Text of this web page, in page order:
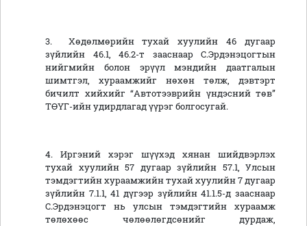
3. Хөдөлмөрийн тухай хуулийн 46 дугаар
зүйлийн 46.1, 46.2-т зааснаар С.Эрдэнэцогтын
нийгмийн болон эрүүл мэндийн даатгалын
шимтгэл, хураамжийг нөхөн төлж, дэвтэрт
бичилт хийхийг “Автотээврийн үндэсний төв”
ТӨҮГ-ийн удирдлагад үүрэг болгосугай.
4. Иргэний хэрэг шүүхэд хянан шийдвэрлэх
тухай хуулийн 57 дугаар зүйлийн 57.1, Улсын
тэмдэгтийн хураамжийн тухай хуулийн 7 дугаар
зүйлийн 7.1.1, 41 дүгээр зүйлийн 41.1.5-д зааснаар
С.Эрдэнэцогт нь улсын тэмдэгтийн хураамж
төлөхөөс чөлөөлөгдсөнийг дурдаж,